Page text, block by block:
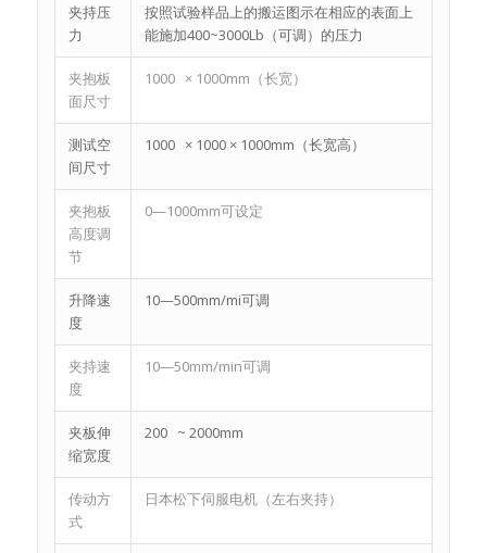
夹持压
力
按照试验样品上的搬运图示在相应的表面上
能施加400~3000Lb（可调）的压力
夹抱板
面尺寸
1000 × 1000mm（长宽）
测试空
间尺寸
1000 × 1000 × 1000mm（长宽高）
夹抱板
高度调
节
0—1000mm可设定
升降速
度
10—500mm/mi可调
夹持速
度
10—50mm/min可调
夹板伸
缩宽度
200 ~ 2000mm
传动方
式
日本松下伺服电机（左右夹持）